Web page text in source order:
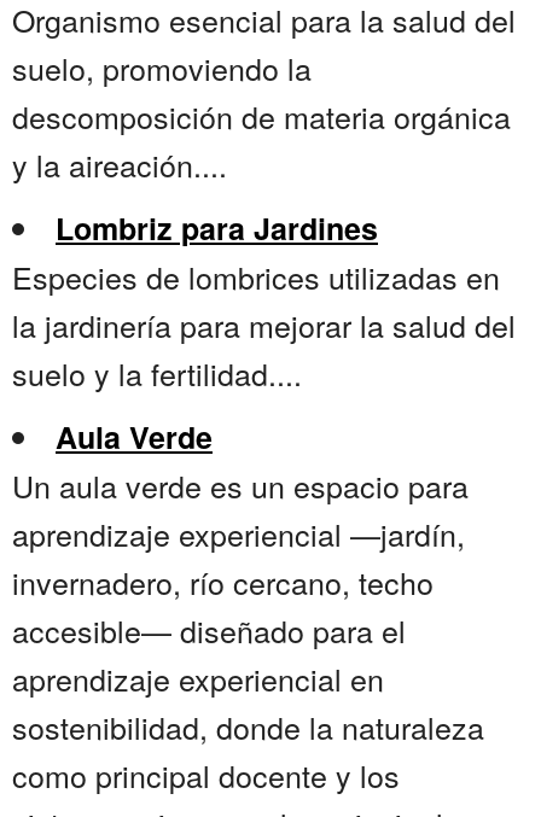
Organismo esencial para la salud del
suelo, promoviendo la
descomposición de materia orgánica
y la aireación....
Lombriz para Jardines
Especies de lombrices utilizadas en
la jardinería para mejorar la salud del
suelo y la fertilidad....
Aula Verde
Un aula verde es un espacio para
aprendizaje experiencial —jardín,
invernadero, río cercano, techo
accesible— diseñado para el
aprendizaje experiencial en
sostenibilidad, donde la naturaleza
como principal docente y los